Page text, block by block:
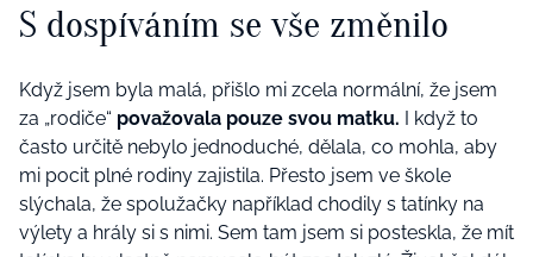
S dospíváním se vše změnilo
Když jsem byla malá, přišlo mi zcela normální, že jsem
za „rodiče“ považovala pouze svou matku. I když to
často určitě nebylo jednoduché, dělala, co mohla, aby
mi pocit plné rodiny zajistila. Přesto jsem ve škole
slýchala, že spolužačky například chodily s tatínky na
výlety a hrály si s nimi. Sem tam jsem si posteskla, že mít